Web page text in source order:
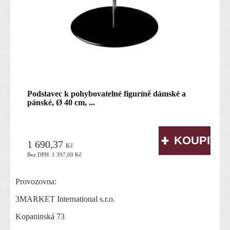
Podstavec k pohybovatelné figuríně dámské a
pánské, Ø 40 cm, ...
skladem
Bez DPH: 1 397,00 Kč
1 690,37 Kč
Provozovna:
3MARKET International s.r.o.
Kopaninská 73